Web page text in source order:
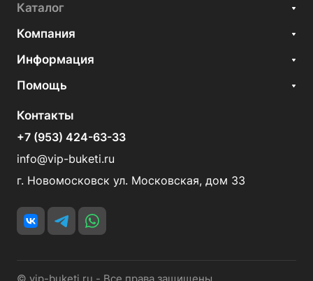
Каталог
Компания
Информация
Помощь
Контакты
+7 (953) 424-63-33
info@vip-buketi.ru
г. Новомосковск ул. Московская, дом 33